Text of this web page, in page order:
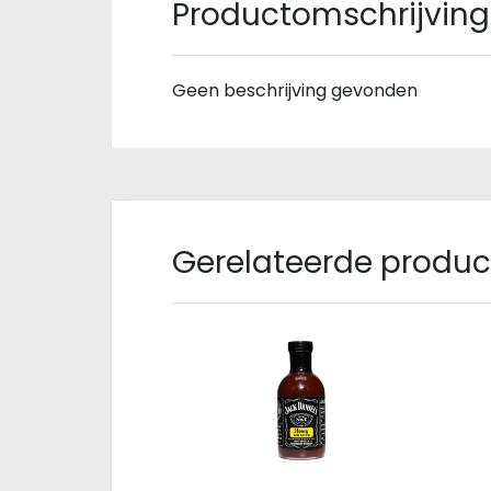
Productomschrijving
Geen beschrijving gevonden
Gerelateerde